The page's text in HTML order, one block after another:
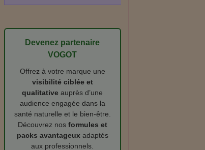
Devenez partenaire
VOGOT
Offrez à votre marque une
visibilité ciblée et
qualitative auprès d’une
audience engagée dans la
santé naturelle et le bien‑être.
Découvrez nos formules et
packs avantageuxadaptés
aux professionnels.